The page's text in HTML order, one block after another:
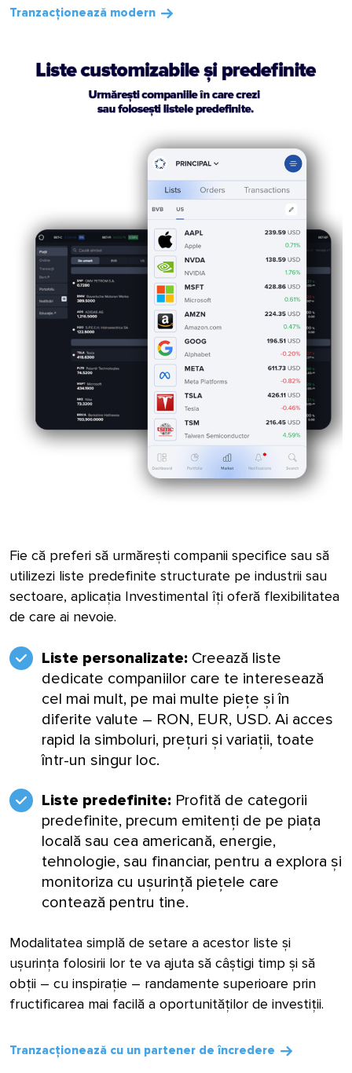
Tranzacționează modern
Fie că preferi să urmărești companii specifice sau să
utilizezi liste predefinite structurate pe industrii sau
sectoare, aplicația Investimental îți oferă flexibilitatea
de care ai nevoie.
Liste personalizate: Creează liste
dedicate companiilor care te interesează
cel mai mult, pe mai multe piețe și în
diferite valute – RON, EUR, USD. Ai acces
rapid la simboluri, prețuri și variații, toate
într-un singur loc.
Liste predefinite: Profită de categorii
predefinite, precum emitenți de pe piața
locală sau cea americană, energie,
tehnologie, sau financiar, pentru a explora și
monitoriza cu ușurință piețele care
contează pentru tine.
Modalitatea simplă de setare a acestor liste și
ușurința folosirii lor te va ajuta să câștigi timp și să
obții – cu inspirație – randamente superioare prin
fructificarea mai facilă a oportunităților de investiții.
Tranzacționează cu un partener de încredere